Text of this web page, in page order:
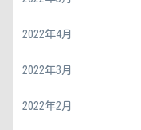
2022年4月
2022年3月
2022年2月